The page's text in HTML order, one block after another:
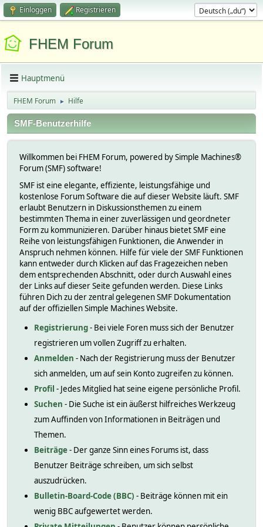
Einloggen Registrieren
FHEM Forum
Hauptmenü
FHEM Forum ► Hilfe
SMF-Benutzerhilfe
Willkommen bei FHEM Forum, powered by Simple Machines®
Forum (SMF) software!
SMF ist eine elegante, effiziente, leistungsfähige und
kostenlose Forum Software die auf dieser Website läuft. SMF
erlaubt Benutzern in Diskussionsthemen zu einem
bestimmten Thema in einer zuverlässigen und geordneter
Form zu kommunizieren. Darüber hinaus bietet SMF eine
Reihe von leistungsfähigen Funktionen, die Anwender in
Anspruch nehmen können. Hilfe für viele der SMF Funktionen
kann entweder durch Klicken auf das Fragezeichen neben
dem entsprechenden Abschnitt, oder durch Auswahl eines
der Links auf dieser Seite gefunden werden. Diese Links
führen Dich zu der zentral gelegenen SMF Dokumentation
auf der offiziellen Simple Machines Website.
Registrierung- Bei viele Foren muss sich der Benutzer
registrieren um vollen Zugriff zu erhalten.
Anmelden - Nach der Registrierung muss der Benutzer
sich anmelden, um auf sein Konto zugreifen zu können.
Profil - Jedes Mitglied hat seine eigene persönliche Profil.
Suchen - Die Suche ist ein äußerst hilfreiches Werkzeug
zum Auffinden von Informationen in Beiträgen und
Themen.
Beiträge- Der ganze Sinn eines Forums ist, dass
Benutzer Beiträge schreiben, um sich selbst
auszudrücken.
Bulletin-Board-Code (BBC) - Beiträge können mit ein
wenig BBC aufgewertet werden.